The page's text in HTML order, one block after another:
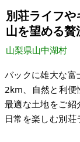
ることは出来ませ
の処分をお願いい
別荘ライフ
山を望める
山梨県山中湖村
バックに雄大な富
2km、自然と利便
最適な土地をご紹
日常を楽しむ別
ションです。静